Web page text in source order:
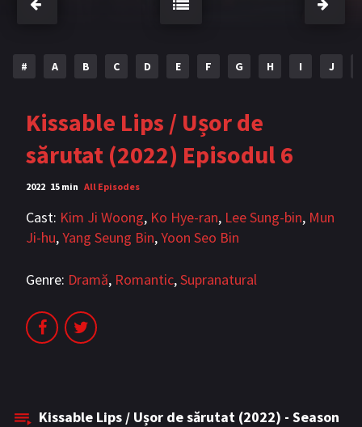
BLOG
Articole Cărți traduse
Muzică
RECOMANDĂRI PROIECTE
Contul meu
# A B C D E F G H I J
Kissable Lips / Ușor de
sărutat (2022) Episodul 6
2022 15 min All Episodes
Cast: Kim Ji Woong, Ko Hye-ran, Lee Sung-bin, Mun
Ji-hu,Yang Seung Bin,Yoon Seo Bin
Genre: Dramă, Romantic,Supranatural
Kissable Lips / Ușor de sărutat (2022) - Season